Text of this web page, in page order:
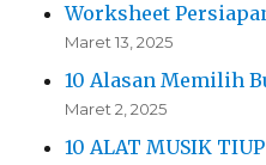
Worksheet
Maret 13, 2025
10 Alasan Memilih
Maret 2, 2025
10 ALAT MUSIK